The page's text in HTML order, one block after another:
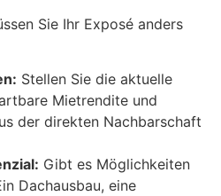
Sie Ihr Exposé anders
Stellen Sie die aktuelle
Mietrendite und
der direkten Nachbarschaft
Gibt es Möglichkeiten
Dachausbau, eine